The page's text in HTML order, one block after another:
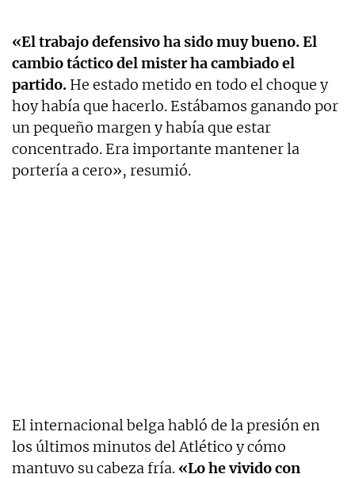
«El trabajo defensivo ha sido muy bueno. El
cambio táctico del mister ha cambiado el
partido. He estado metido en todo el choque y
hoy había que hacerlo. Estábamos ganando por
un pequeño margen y había que estar
concentrado. Era importante mantener la
portería a cero», resumió.
El internacional belga habló de la presión en
los últimos minutos del Atlético y cómo
mantuvo su cabeza fría. «Lo he vivido con